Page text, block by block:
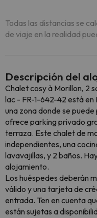
Todas las distancias se
de viaje en la realidad
Descripción del
Chalet cosy à Morillon, 2
lac - FR-1-642-42 está en
una zona donde se
ofrece parking privado
terraza. Este chalet de
independientes, una
lavavajillas, y 2 baños.
alojamiento.
Los huéspedes deberán
válido y una tarjeta de
entrada. Ten en cuenta
están sujetas a